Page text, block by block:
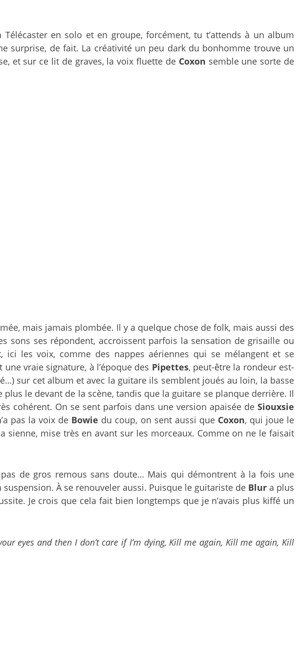
en solo et en groupe, forcément, tu t’attends à un album
surprise, de fait. La créativité un peu dark du bonhomme trouve un
et sur ce lit de graves, la voix fluette de Coxon semble une sorte de
mais jamais plombée. Il y a quelque chose de folk, mais aussi des
sons ses répondent, accroissent parfois la sensation de grisaille ou
les voix, comme des nappes aériennes qui se mélangent et se
vraie signature, à l’époque des Pipettes, peut-être la rondeur est-
sur cet album et avec la guitare ils semblent joués au loin, la basse
le devant de la scène, tandis que la guitare se planque derrière. Il
cohérent. On se sent parfois dans une version apaisée de Siouxsie
pas la voix de Bowie du coup, on sent aussi que Coxon, qui joue le
sienne, mise très en avant sur les morceaux. Comme on ne le faisait
pas de gros remous sans doute… Mais qui démontrent à la fois une
À se renouveler aussi. Puisque le guitariste de Blur a plus
Je crois que cela fait bien longtemps que je n’avais plus kiffé un
eyes and then I don’t care if I’m dying, Kill me again, Kill me again, Kill